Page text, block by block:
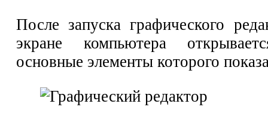
После запуска графического
экране компьютера
основные элементы которого